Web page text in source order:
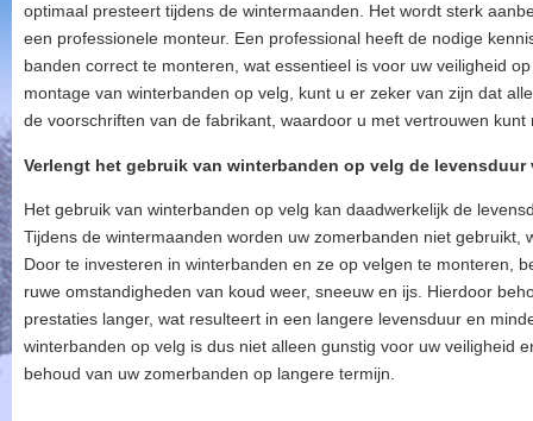
optimaal presteert tijdens de wintermaanden. Het wordt sterk
een professionele monteur. Een professional heeft de nodige
banden correct te monteren, wat essentieel is voor uw veiligheid
montage van winterbanden op velg, kunt u er zeker van zijn dat
de voorschriften van de fabrikant, waardoor u met vertrouwen
Verlengt het gebruik van winterbanden op velg de levensduur
Het gebruik van winterbanden op velg kan daadwerkelijk de
Tijdens de wintermaanden worden uw zomerbanden niet gebruikt,
Door te investeren in winterbanden en ze op velgen te monteren,
ruwe omstandigheden van koud weer, sneeuw en ijs. Hierdoor
prestaties langer, wat resulteert in een langere levensduur en
winterbanden op velg is dus niet alleen gunstig voor uw veiligheid
behoud van uw zomerbanden op langere termijn.